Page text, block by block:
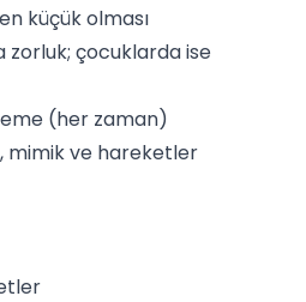
küçük olması
çocuklarda ise
(her zaman)
mimik ve hareketler